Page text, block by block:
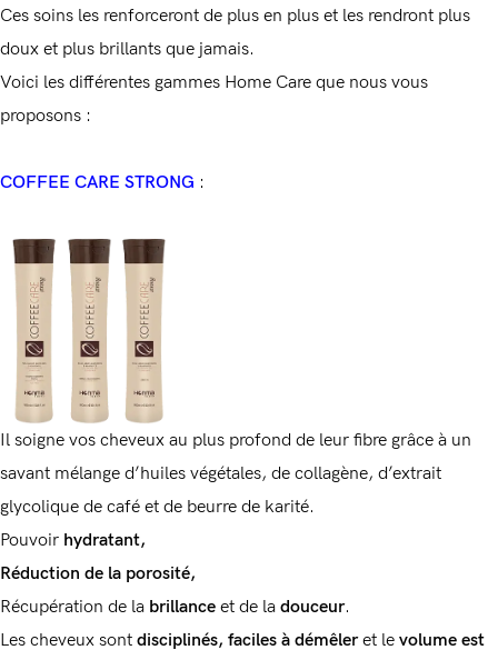
Ces soins les renforceront de plus en plus et les rendront plus
doux et plus brillants que jamais.
Voici les différentes gammes Home Care que nous vous
proposons :
COFFEE CARE STRONG :
Il soigne vos cheveux au plus profond de leur fibre grâce à un
savant mélange d’huiles végétales, de collagène, d’extrait
glycolique de café et de beurre de karité.
Pouvoir hydratant,
Réduction de la porosité,
Récupération de la brillance et de la douceur.
Les cheveux sont disciplinés, faciles à démêleret le volume est